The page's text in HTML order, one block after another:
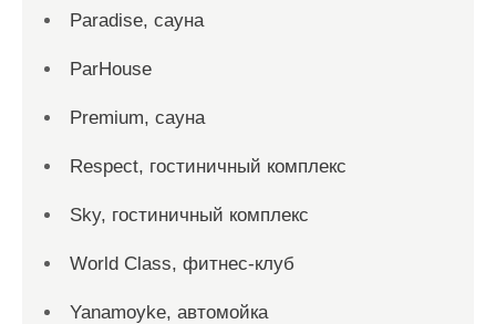
Paradise, сауна
ParHouse
Premium, сауна
Respect, гостиничный комплекс
Sky, гостиничный комплекс
World Class, фитнес-клуб
Yanamoyke, автомойка